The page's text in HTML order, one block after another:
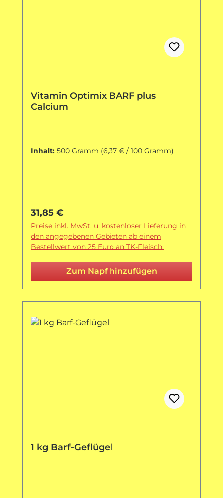
Vitamin Optimix BARF plus
Calcium
Inhalt: 500 Gramm (6,37 € / 100 Gramm)
Regulärer Preis:
31,85 €
Preise inkl. MwSt. u. kostenloser Lieferung in
den angegebenen Gebieten ab einem
Bestellwert von 25 Euro an TK-Fleisch.
Zum Napf hinzufügen
1 kg Barf-Geflügel